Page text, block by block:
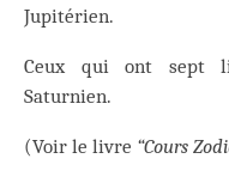
Jupitérien.
Ceux qui ont sept
Saturnien.
(Voir le livre “Cours